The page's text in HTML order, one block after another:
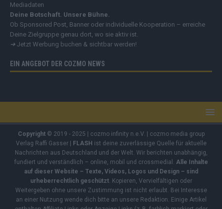
Mediadaten
Deine Botschaft. Unsere Bühne.
Ob Sponsored Post, Banner oder individuelle Kooperation – erreiche
Deine Zielgruppe genau dort, wo sie aktiv ist.
➔ Jetzt Werbung buchen & sichtbar werden!
EIN ANGEBOT DER COZMO NEWS
Copyright© 2019 - 2025 | cozmo infinity n.e.V. | cozmo media group
Verlag Raffi Gasser |
FLASH ist deine zuverlässige Quelle für aktuelle
Nachrichten aus Deutschland und der Welt. Wir berichten unabhängig,
fundiert und verständlich – online, mobil und crossmedial. Alle Inhalte
auf dieser Website – Texte, Videos, Logos und Design – sind
urheberrechtlich geschützt. Kopieren, Vervielfältigen oder
Weitergeben ohne unsere Zustimmung ist nicht erlaubt. Bei Interesse
an einer Nutzung wende dich bitte an unsere Redaktion. Einige Artikel